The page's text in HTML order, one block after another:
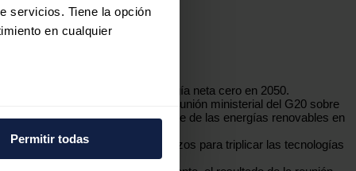
servicios. Tiene la opción
en cualquier
Permitir todas
alcanzar el objetivo de energía neta cero en 2050.
lo siguiente: "El resultado de la reunión ministerial del G20 sobre
mayor ambición en el despliegue de las energías renovables en
renovables, la petición de esfuerzos para triplicar las tecnologías